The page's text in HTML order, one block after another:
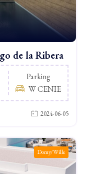
de la Ribera
Parking
W CENIE
2024-06-05
Domy/Wille